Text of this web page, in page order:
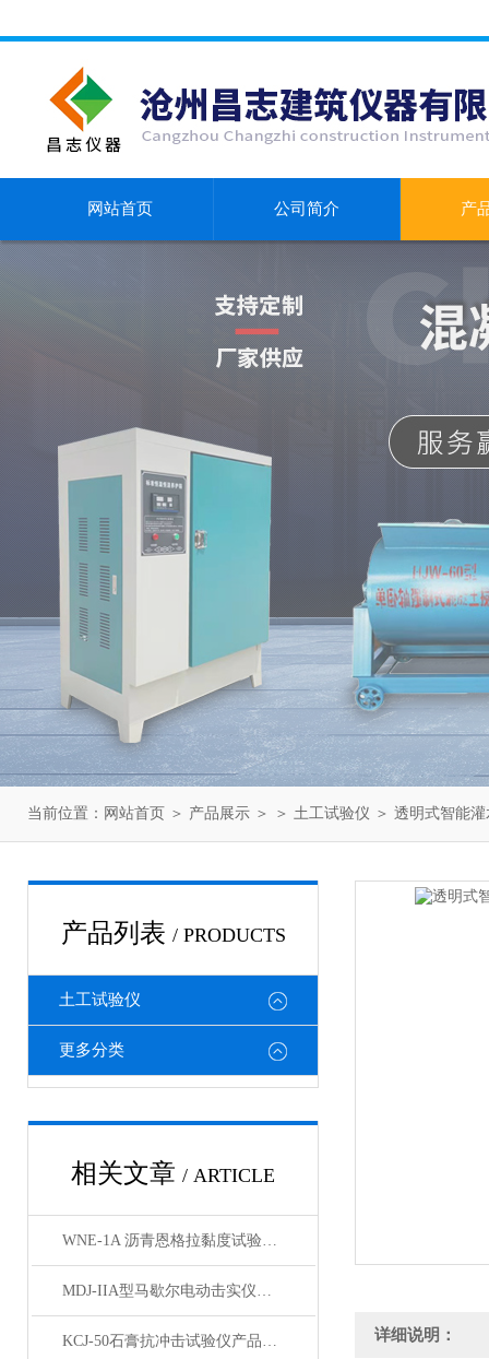
网站首页 公司简介 产
当前位置： 网站首页 ＞ 产品展示 ＞ ＞ 土工试验仪 ＞ 透明式智能
产品列表 / PRODUCTS
土工试验仪
更多分类
相关文章 / ARTICLE
WNE-1A 沥青恩格拉黏度试验仪产品展示
MDJ-IIA型马歇尔电动击实仪（标准）产品展示
KCJ-50石膏抗冲击试验仪产品展示 详细说明：